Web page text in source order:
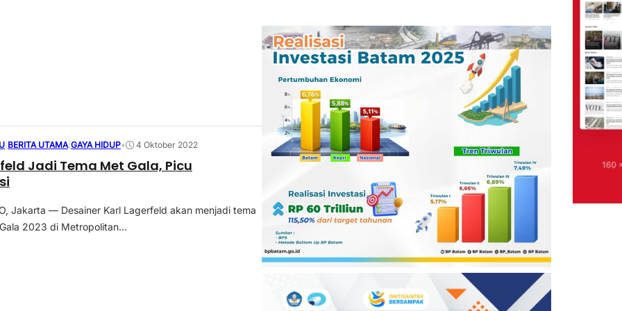
BERITA UTAMA |GAYA HIDUP• 4 Oktober 2022
Jadi Tema Met Gala, Picu
Jakarta — Desainer Karl Lagerfeld akan menjadi tema
2023 di Metropolitan...